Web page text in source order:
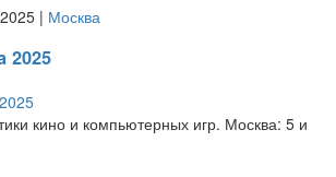
| Москва
2025
кино и компьютерных игр. Москва: 5 и